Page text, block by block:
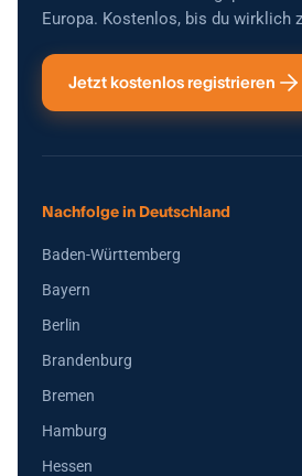
Europa. Kostenlos, bis du wirklich
Jetzt kostenlos registrieren
Nachfolge in Deutschland
Baden-Württemberg
Bayern
Berlin
Brandenburg
Bremen
Hamburg
Hessen